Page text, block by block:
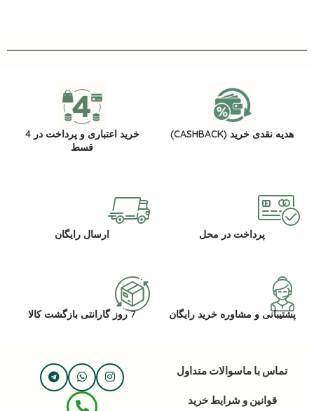
هدیه نقدی خرید (CASHBACK)
خرید اعتباری و پرداخت در 4
قسط
پرداخت در محل ارسال رایگان
پشتیبانی و مشاوره خرید رایگان 7 روز گارانتی بازگشت کالا
تماس با ماسوالات متداول
قوانین و شرایط خرید